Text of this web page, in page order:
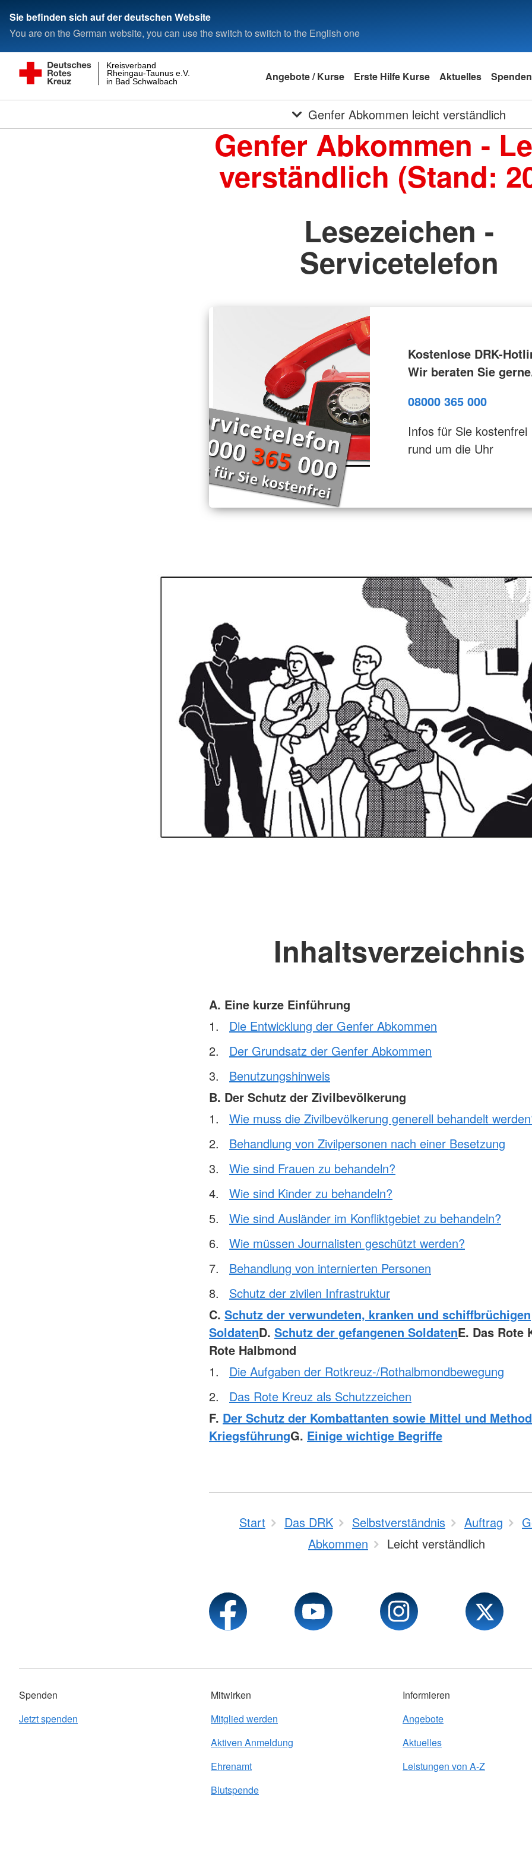
Sie befinden sich auf der deutschen Website
You are on the German website, you can use the switch to switch to the English one
in Bad Schwalbach
Rheingau-Taunus e.V.
Kreisverband
Angebote / Kurse Erste Hilfe Kurse Aktuelles Spenden
Genfer Abkommen leicht verständlich
Genfer Abkommen -
verständlich (Stand:
Lesezeichen -
Servicetelefon
Kostenlose DRK-
Wir beraten Sie
08000 365 000
Infos für Sie kostenfrei
rund um die Uhr
Inhaltsverzeichnis
A. Eine kurze Einführung
Die Entwicklung der Genfer Abkommen
Der Grundsatz der Genfer Abkommen
Benutzungshinweis
B. Der Schutz der Zivilbevölkerung
Wie muss die Zivilbevölkerung generell behandelt
Behandlung von Zivilpersonen nach einer Besetzung
Wie sind Frauen zu behandeln?
Wie sind Kinder zu behandeln?
Wie sind Ausländer im Konfliktgebiet zu behandeln?
Wie müssen Journalisten geschützt werden?
Behandlung von internierten Personen
Schutz der zivilen Infrastruktur
C. Schutz der verwundeten, kranken und schiffbrüchigen
SoldatenD. Schutz der gefangenen SoldatenE. Das Rote
Rote Halbmond
Die Aufgaben der Rotkreuz-/Rothalbmondbewegung
Das Rote Kreuz als Schutzzeichen
F. Der Schutz der Kombattanten sowie Mittel und
KriegsführungG. Einige wichtige Begriffe
Start Das DRK Selbstverständnis Auftrag
Abkommen
Leicht verständlich
Spenden
Jetzt spenden
Mitwirken
Mitglied werden
Aktiven Anmeldung
Ehrenamt
Blutspende
Informieren
Angebote
Aktuelles
Leistungen von A-Z